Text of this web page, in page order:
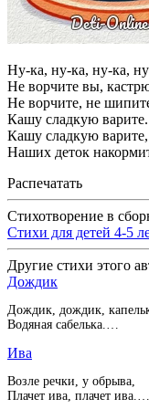
Ну-ка, ну-ка, ну-ка,
Не ворчите вы,
Не ворчите, не
Кашу сладкую варите.
Кашу сладкую варите,
Наших деток
Распечатать
Стихотворение в
Стихи для детей 4-5
Другие стихи этого
Дождик
Дождик, дождик,
Водяная сабелька.…
Ива
Возле речки, у обрыва,
Плачет ива, плачет ива.…